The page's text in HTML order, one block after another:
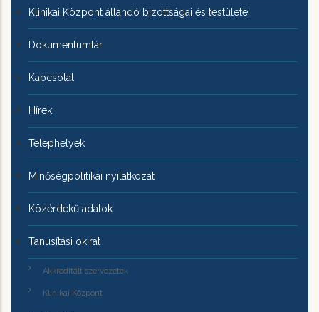
Klinikai Központ állandó bizottságai és testületei
Dokumentumtár
Kapcsolat
Hírek
Telephelyek
Minőségpolitikai nyilatkozat
Közérdekű adatok
Tanúsítási okirat
Akkreditált szervezetek
Klinikai Központ